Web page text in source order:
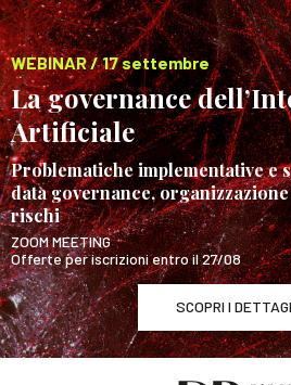
WEBINAR / 17 settembre
La governance
Artificiale
Problematiche implementative e
data governance,
rischi
ZOOM MEETING
Offerte per iscrizioni entro il 27/08
SCOPRI I